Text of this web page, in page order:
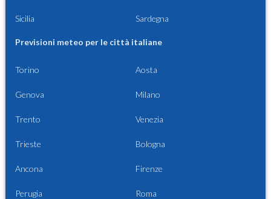
Sicilia Sardegna
Previsioni meteo per le città italiane
Torino Aosta
Genova Milano
Trento Venezia
Trieste Bologna
Ancona Firenze
Perugia Roma